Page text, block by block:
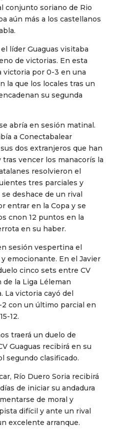
conjunto soriano de Rio
aún más a los castellanos
líder Guaguas visitaba
de victorias. En esta
victoria por 0-3 en una
la que los locales tras un
su segunda
abría en sesión matinal.
a Conectabalear
dos extranjeros que han
tras vencer los manacorís la
resolvieron el
tres parciales y
deshace de un rival
entrar en la Copa y se
cnon 12 puntos en la
en su haber.
sesión vespertina el
emocionante. En el Javier
cinco sets entre CV
de la Liga Léleman
La victoria cayó del
con un último parcial en
12.
traerá un duelo de
Guaguas recibirá en su
segundo clasificado.
Río Duero Soria recibirá
de iniciar su andadura
de moral y
difícil y ante un rival
excelente arranque.